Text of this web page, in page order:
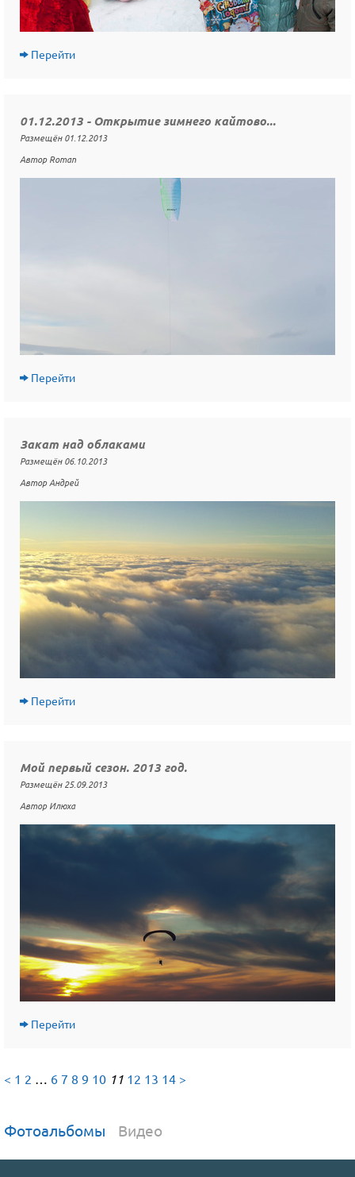
Перейти
01.12.2013 - Открытие зимнего кайтово...
Размещён 01.12.2013
Автор Roman
Перейти
Закат над облаками
Размещён 06.10.2013
Автор Андрей
Перейти
Мой первый сезон. 2013 год.
Размещён 25.09.2013
Автор Илюха
Перейти
< 1 2 … 6 7 8 9 10 11 12 13 14 >
Фотоальбомы Видео